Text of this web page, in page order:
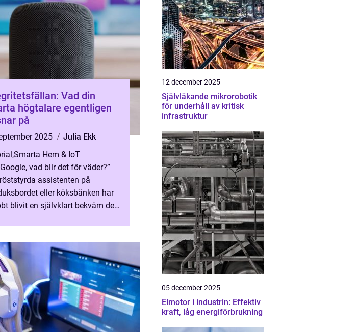
Vad din
högtalare egentligen
på
2025
Julia Ekk
,Smarta Hem & IoT
vad blir det för väder?”
assistenten på
eller köksbänken har
blivit en självklart bekväm del
12 december 2025
Självläkande mikrorobotik
för underhåll av kritisk
infrastruktur
05 december 2025
Elmotor i industrin: Effektiv
kraft, låg energiförbrukning